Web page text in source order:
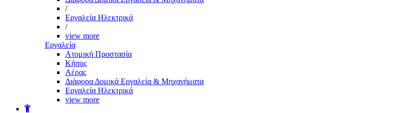
/
Εργαλεία Ηλεκτρικά
/
view more
Εργαλεία
Aτομική Προστασία
Kήπος
Αέρας
Διάφορα Δομικά Εργαλεία & Μηχανήματα
Εργαλεία Ηλεκτρικά
view more